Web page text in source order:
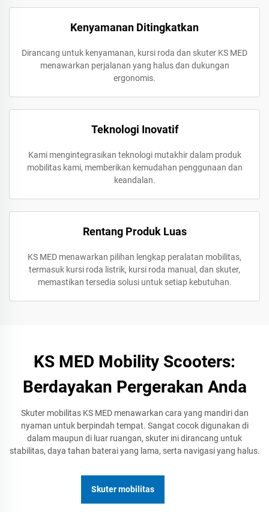
Kenyamanan Ditingkatkan
Dirancang untuk kenyamanan, kursi roda dan skuter KS MED
menawarkan perjalanan yang halus dan dukungan
ergonomis.
Teknologi Inovatif
Kami mengintegrasikan teknologi mutakhir dalam produk
mobilitas kami, memberikan kemudahan penggunaan dan
keandalan.
Rentang Produk Luas
KS MED menawarkan pilihan lengkap peralatan mobilitas,
termasuk kursi roda listrik, kursi roda manual, dan skuter,
memastikan tersedia solusi untuk setiap kebutuhan.
KS MED Mobility Scooters:
Berdayakan Pergerakan Anda
Skuter mobilitas KS MED menawarkan cara yang mandiri dan
nyaman untuk berpindah tempat. Sangat cocok digunakan di
dalam maupun di luar ruangan, skuter ini dirancang untuk
stabilitas, daya tahan baterai yang lama, serta navigasi yang halus.
Skuter mobilitas